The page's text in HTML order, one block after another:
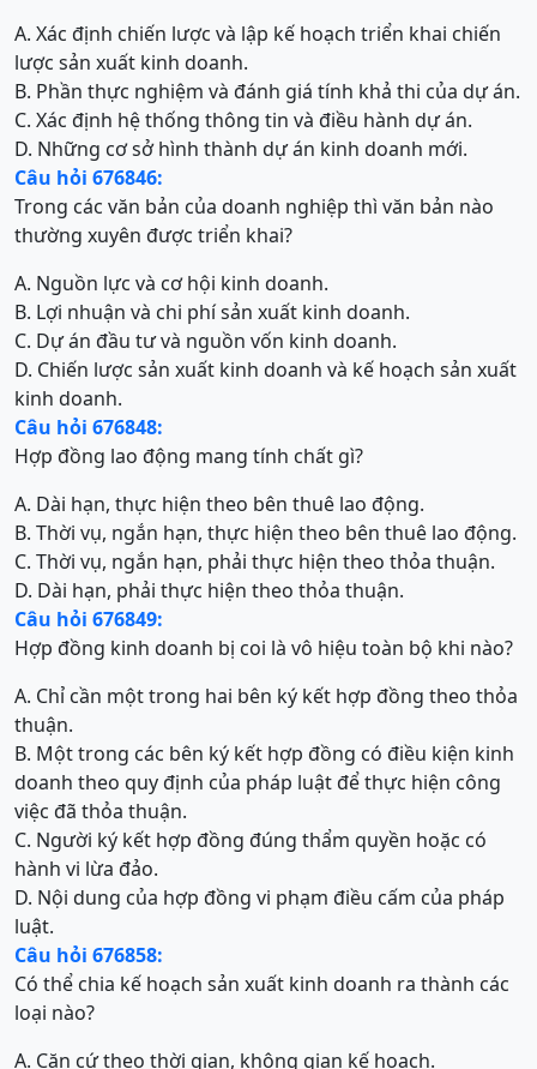
A. Xác định chiến lược và lập kế hoạch triển khai chiến
lược sản xuất kinh doanh.
B. Phần thực nghiệm và đánh giá tính khả thi của dự án.
C. Xác định hệ thống thông tin và điều hành dự án.
D. Những cơ sở hình thành dự án kinh doanh mới.
Câu hỏi 676846:
Trong các văn bản của doanh nghiệp thì văn bản nào
thường xuyên được triển khai?
A. Nguồn lực và cơ hội kinh doanh.
B. Lợi nhuận và chi phí sản xuất kinh doanh.
C. Dự án đầu tư và nguồn vốn kinh doanh.
D. Chiến lược sản xuất kinh doanh và kế hoạch sản xuất
kinh doanh.
Câu hỏi 676848:
Hợp đồng lao động mang tính chất gì?
A. Dài hạn, thực hiện theo bên thuê lao động.
B. Thời vụ, ngắn hạn, thực hiện theo bên thuê lao động.
C. Thời vụ, ngắn hạn, phải thực hiện theo thỏa thuận.
D. Dài hạn, phải thực hiện theo thỏa thuận.
Câu hỏi 676849:
Hợp đồng kinh doanh bị coi là vô hiệu toàn bộ khi nào?
A. Chỉ cần một trong hai bên ký kết hợp đồng theo thỏa
thuận.
B. Một trong các bên ký kết hợp đồng có điều kiện kinh
doanh theo quy định của pháp luật để thực hiện công
việc đã thỏa thuận.
C. Người ký kết hợp đồng đúng thẩm quyền hoặc có
hành vi lừa đảo.
D. Nội dung của hợp đồng vi phạm điều cấm của pháp
luật.
Câu hỏi 676858:
Có thể chia kế hoạch sản xuất kinh doanh ra thành các
loại nào?
A. Căn cứ theo thời gian, không gian kế hoạch.